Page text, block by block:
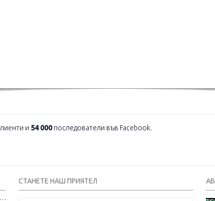
и 54 000последователи във Facebook.
Тениски и тениски с надписи – как една обикновена дреха се превърна в глас на хората
СТАНЕТЕ НАШ ПРИЯТЕЛ